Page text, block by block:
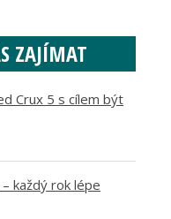
ZAJÍMAT
Crux 5 s cílem být
každý rok lépe